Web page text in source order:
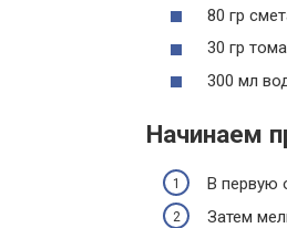
80 гр
30 гр
300 мл
Начинаем
В первую
Затем